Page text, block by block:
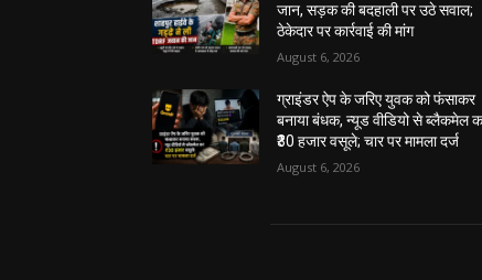
जान, सड़क की बदहाली पर उठे सवाल;
ठेकेदार पर कार्रवाई की मांग
August 6, 2026
ग्राइंडर ऐप के जरिए युवक को फंसाकर
बनाया बंधक, न्यूड वीडियो से ब्लैकमेल
₹30 हजार वसूले; चार पर मामला दर्ज
August 6, 2026